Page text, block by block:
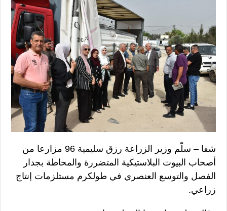
شفا – سلّم وزير الزراعة رزق سليمية 96 مزارعا من
أصحاب البيوت البلاستيكية المتضررة والمحاطة بجدار
الفصل والتوسع العنصري في طولكرم مستلزمات إنتاج
زراعي.